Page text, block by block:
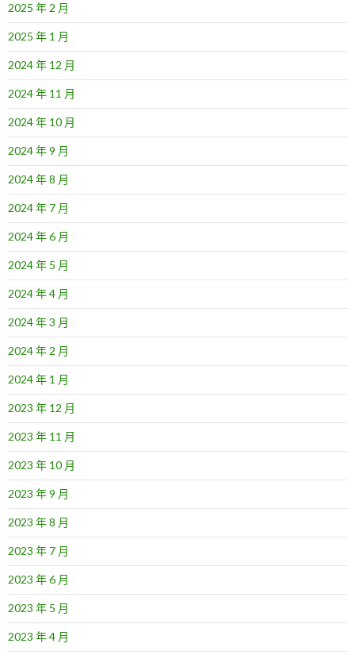
2025 年 2 月
2025 年 1 月
2024 年 12 月
2024 年 11 月
2024 年 10 月
2024 年 9 月
2024 年 8 月
2024 年 7 月
2024 年 6 月
2024 年 5 月
2024 年 4 月
2024 年 3 月
2024 年 2 月
2024 年 1 月
2023 年 12 月
2023 年 11 月
2023 年 10 月
2023 年 9 月
2023 年 8 月
2023 年 7 月
2023 年 6 月
2023 年 5 月
2023 年 4 月